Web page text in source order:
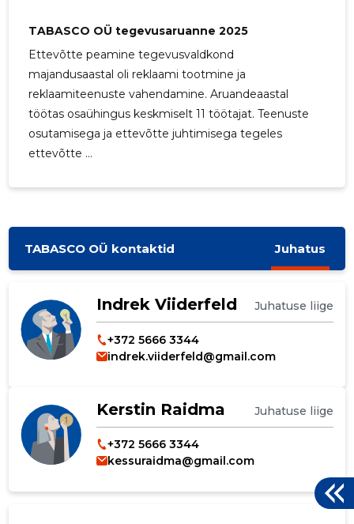
TABASCO OÜ tegevusaruanne 2025
Ettevõtte peamine tegevusvaldkond
majandusaastal oli reklaami tootmine ja
reklaamiteenuste vahendamine. Aruandeaastal
töötas osaühingus keskmiselt 11 töötajat. Teenuste
osutamisega ja ettevõtte juhtimisega tegeles
ettevõtte ...
TABASCO OÜ kontaktid Juhatus
Indrek Viiderfeld Juhatuse liige
+372 5666 3344
indrek.viiderfeld@gmail.com
Kerstin Raidma Juhatuse liige
+372 5666 3344
kessuraidma@gmail.com